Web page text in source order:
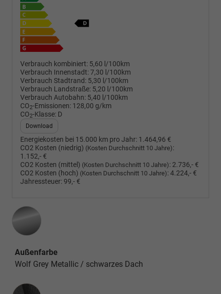
Verbrauch kombiniert: 5,60 l/100km
Verbrauch Innenstadt:7,30 l/100km
Verbrauch Stadtrand: 5,30 l/100km
Verbrauch Landstraße: 5,20 l/100km
Verbrauch Autobahn: 5,40 l/100km
CO2-Emissionen: 128,00 g/km
CO2-Klasse: D
Download
Energiekosten bei 15.000 km pro Jahr: 1.464,96 €
CO2 Kosten (niedrig) (Kosten Durchschnitt 10 Jahre):
1.152,- €
CO2 Kosten (mittel) (Kosten Durchschnitt 10 Jahre): 2.736,- €
CO2 Kosten (hoch) (Kosten Durchschnitt 10 Jahre):4.224,- €
Jahressteuer: 99,- €
Außenfarbe
Wolf Grey Metallic / schwarzes Dach
Innenausstattung